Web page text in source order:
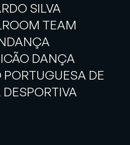
SILVA
TEAM
DANÇA
PORTUGUESA DE